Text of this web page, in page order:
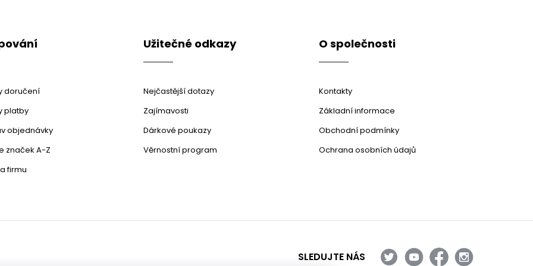
doručení
platby
objednávky
značek A-Z
firmu
Užitečné odkazy
Nejčastější dotazy
Zajímavosti
Dárkové poukazy
Věrnostní program
O společnosti
Kontakty
Základní informace
Obchodní podmínky
Ochrana osobních údajů
SLEDUJTE NÁS